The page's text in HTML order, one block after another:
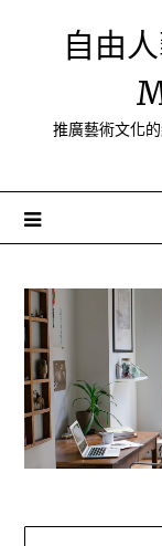
自由
推廣藝術文化